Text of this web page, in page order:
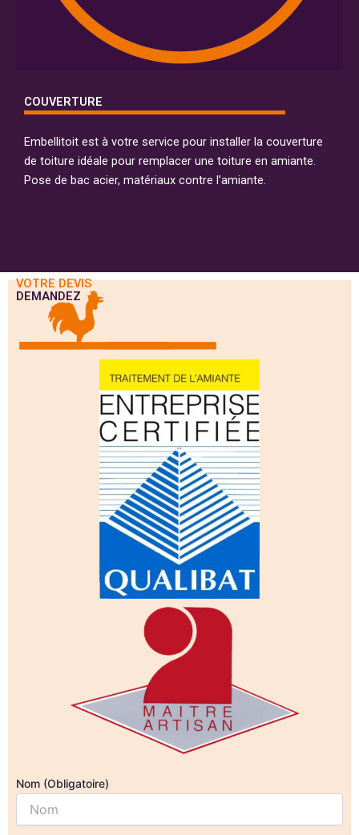
COUVERTURE
Embellitoit est à votre service pour installer la couverture
de toiture idéale pour remplacer une toiture en amiante.
Pose de bac acier, matériaux contre l’amiante.
DEMANDEZ
VOTRE DEVIS
Nom (Obligatoire)